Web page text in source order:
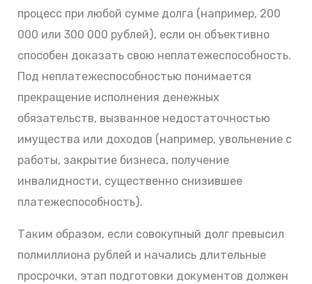
процесс при любой сумме долга (например, 200
000 или 300 000 рублей), если он объективно
способен доказать свою неплатежеспособность.
Под неплатежеспособностью понимается
прекращение исполнения денежных
обязательств, вызванное недостаточностью
имущества или доходов (например, увольнение с
работы, закрытие бизнеса, получение
инвалидности, существенно снизившее
платежеспособность).
Таким образом, если совокупный долг превысил
полмиллиона рублей и начались длительные
просрочки, этап подготовки документов должен